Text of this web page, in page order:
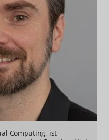
Computing, ist